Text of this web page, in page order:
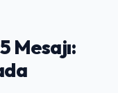
Mesajı: